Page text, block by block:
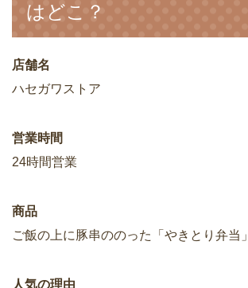
はどこ？
店舗名
ハセガワストア
営業時間
24時間営業
商品
ご飯の上に豚串ののった「やきとり弁当」
人気の理由